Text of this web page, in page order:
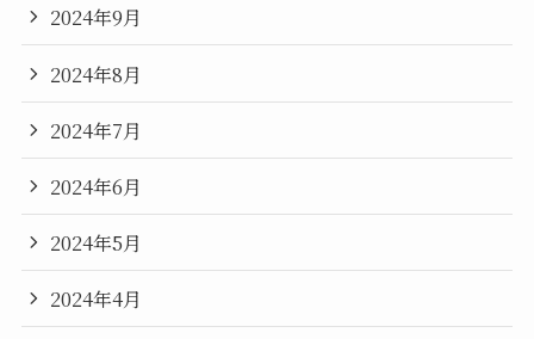
2024年9月
2024年8月
2024年7月
2024年6月
2024年5月
2024年4月